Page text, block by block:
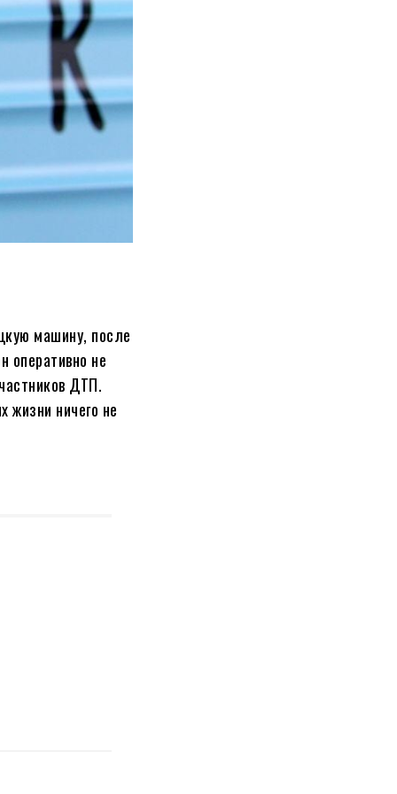
машину, после
оперативно не
ДТП.
жизни ничего не